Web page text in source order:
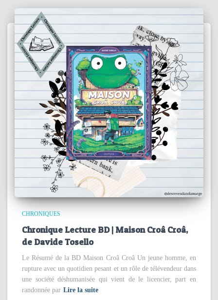
CHRONIQUES
Chronique Lecture BD | Maison Croâ Croâ,
de Davide Tosello
Le Résumé de la BD Maison Croâ Croâ Un jeune homme, en
rupture avec un quotidien pesant et un rôle de télévendeur dans
une société déshumanisée qui vient de le licencier, part en
randonnée par Lire la suite